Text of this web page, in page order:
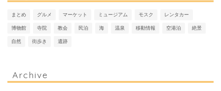
まとめ グルメ マーケット ミュージアム モスク レンタカー
博物館 寺院 教会 民泊 海 温泉 移動情報 空港泊 絶景
自然 街歩き 遺跡
Archive